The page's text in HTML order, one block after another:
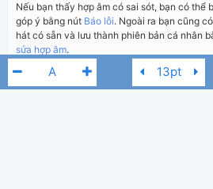
Nếu bạn thấy hợp âm có sai sót, bạn có thể
góp ý bằng nút Báo lỗi. Ngoài ra bạn cũng
hát có sẵn và lưu thành phiên bản cá nhân
sửa hợp âm.